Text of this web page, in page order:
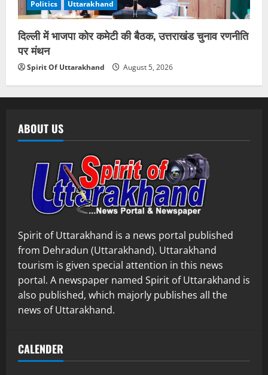
Politics Uttarakhand
दिल्ली में भाजपा कोर कमेटी की बैठक, उत्तराखंड चुनाव रणनीति
पर मंथन
Spirit Of Uttarakhand August 5, 2026
ABOUT US
Spirit of Uttarakhand is a news portal published
from Dehradun (Uttarakhand). Uttarakhand
tourism is given special attention in this news
portal. A newspaper named Spirit of Uttarakhand is
also published, which majorly publishes all the
news of Uttarakhand.
CALENDER